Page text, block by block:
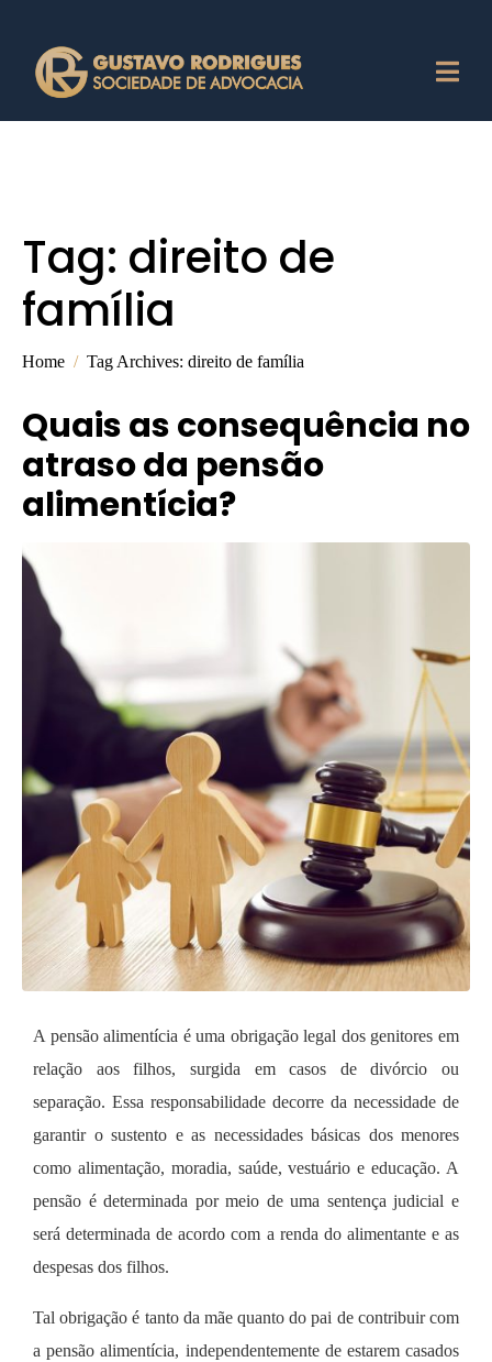
Tag: direito de
família
Home Tag Archives: direito de família
Quais as consequência no
atraso da pensão
alimentícia?
A pensão alimentícia é uma obrigação legal dos genitores em
relação aos filhos, surgida em casos de divórcio ou
separação. Essa responsabilidade decorre da necessidade de
garantir o sustento e as necessidades básicas dos menores
como alimentação, moradia, saúde, vestuário e educação. A
pensão é determinada por meio de uma sentença judicial e
será determinada de acordo com a renda do alimentante e as
despesas dos filhos.
Tal obrigação é tanto da mãe quanto do pai de contribuir com
a pensão alimentícia, independentemente de estarem casados